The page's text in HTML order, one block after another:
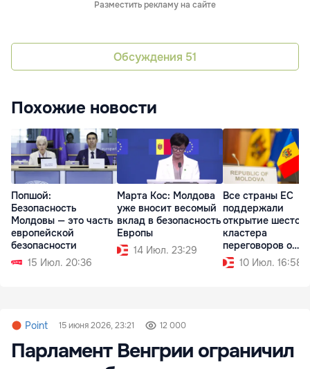
Разместить рекламу на сайте
Обсуждения 51
Похожие новости
Попшой:
Безопасность
Молдовы — это часть
европейской
безопасности
15 Июл. 20:36
Марта Кос: Молдова
уже вносит весомый
вклад в безопасность
Европы
14 Июл. 23:29
Все страны ЕС
поддержали
открытие шестого
кластера
переговоров о
вступлении
10 Июл. 16:58
Point 15 июня 2026, 23:21 12 000
Парламент Венгрии ограничил